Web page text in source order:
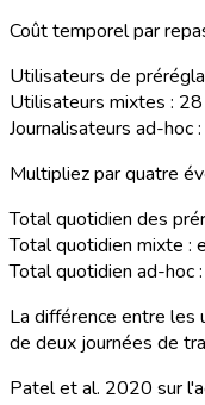
Coût temporel par
Utilisateurs de
Utilisateurs mixtes :
Journalisateurs ad-hoc :
Multipliez par quatre
Total quotidien des
Total quotidien mixte :
Total quotidien ad-hoc :
La différence entre les
de deux journées de
Patel et al. 2020 sur